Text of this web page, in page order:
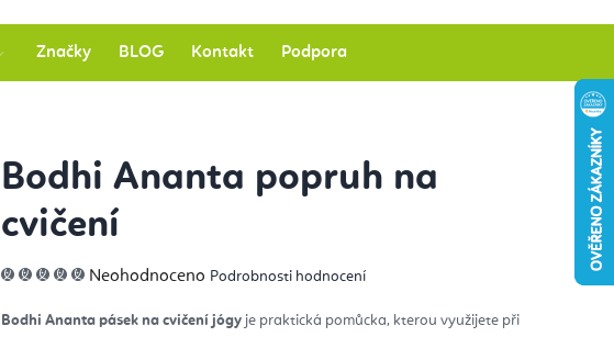
KOŠÍK
Značky BLOG Kontakt Podpora
Bodhi Ananta popruh na
cvičení
Průměrné
hodnocení
0,0
Neohodnoceno Podrobnosti hodnocení
Bodhi Ananta pásek na cvičení jógy je praktická pomůcka, kterou využijete při